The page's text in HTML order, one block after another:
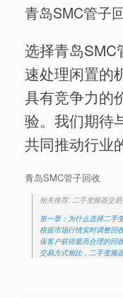
青岛SMC管子
选择青岛SMC
速处理闲置的
具有竞争力的
验。我们期待
共同推动行业
青岛SMC管子回收
相关推荐: 二手变频器交
第一章：为什么选择二手
根据市场行情实时调整回
保客户获得最高合理的回
交易方式相比，二手变频